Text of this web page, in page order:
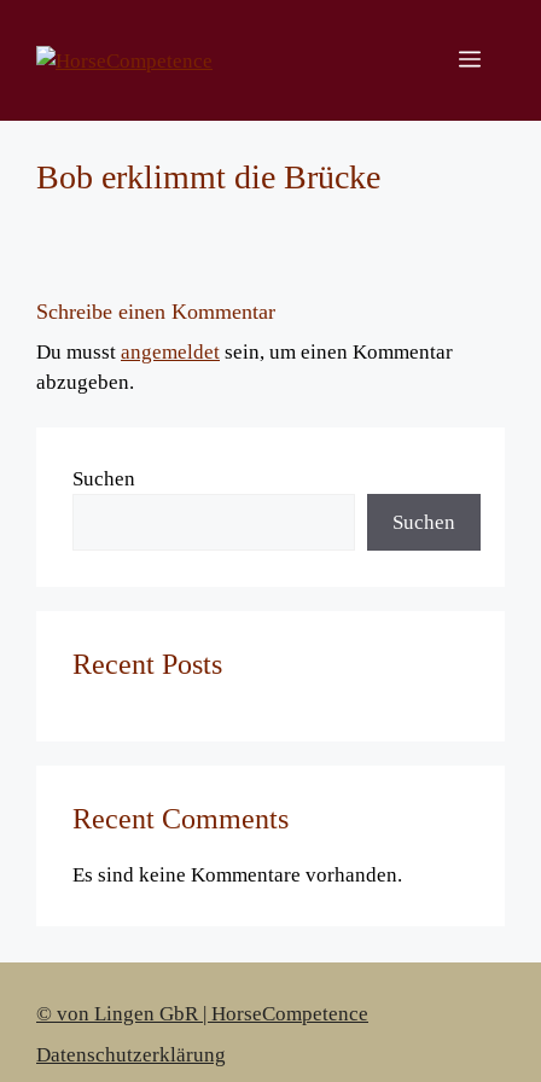
Inhalt
springen
Menü
Bob erklimmt die Brücke
Schreibe einen Kommentar
Du musst angemeldet sein, um einen Kommentar
abzugeben.
Suchen
Suchen
Recent Posts
Recent Comments
Es sind keine Kommentare vorhanden.
© von Lingen GbR | HorseCompetence
Datenschutzerklärung